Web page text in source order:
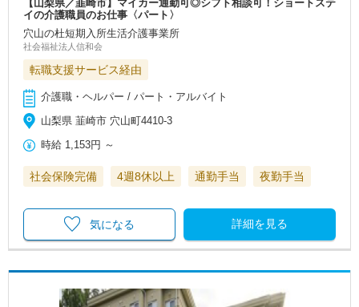
【山梨県／韮崎市】マイカー通勤可◎シフト相談可！ショートステ
イの介護職員のお仕事〈パート〉
穴山の杜短期入所生活介護事業所
社会福祉法人信和会
転職支援サービス経由
介護職・ヘルパー / パート・アルバイト
山梨県 韮崎市 穴山町4410-3
時給 1,153円 ～
社会保険完備 4週8休以上 通勤手当 夜勤手当
詳細を見る
気になる